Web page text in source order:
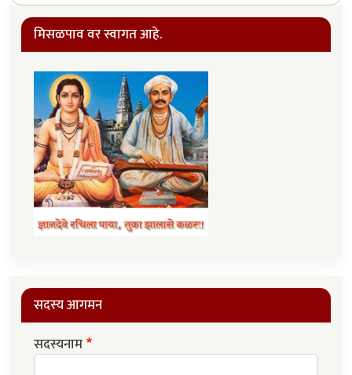
मिसळपाव वर स्वागत आहे.
सदस्य आगमन
सदस्यनाम